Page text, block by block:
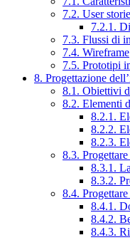
7.2. User
7.2.1.
7.3. Flussi di
7.4. Wireframe
7.5. Prototipi
8. Progettazione
8.1. Obiettivi
8.2. Elementi
8.2.1.
8.2.2.
8.2.3.
8.3.
8.3.1.
8.3.2.
8.4.
8.4.1.
8.4.2.
8.4.3.